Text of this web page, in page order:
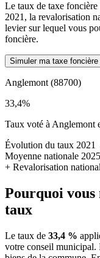
Le taux de taxe
2021, la revalorisation
levier sur lequel vous
foncière.
Simuler ma taxe
Anglemont (88700)
33,4%
Taux voté à Anglemont
Évolution du taux
Moyenne nationale 2025
+ Revalorisation
Pourquoi vous
taux
Le taux de 33,4 %
votre conseil municipal.